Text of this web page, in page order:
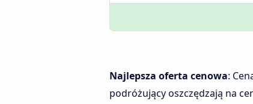
Najlepsza oferta cenowa:
podróżujący oszczędzają na